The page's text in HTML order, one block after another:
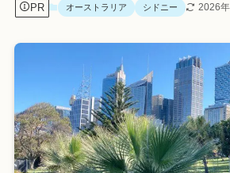
PR オーストラリア シドニー 2026